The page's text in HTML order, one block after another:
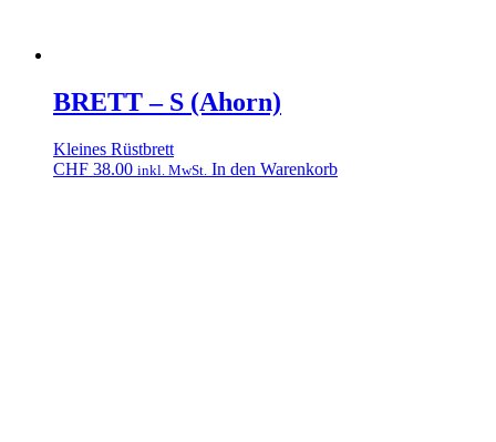
BRETT – S (Ahorn)
Kleines Rüstbrett
CHF 38.00 inkl. MwSt. In den Warenkorb